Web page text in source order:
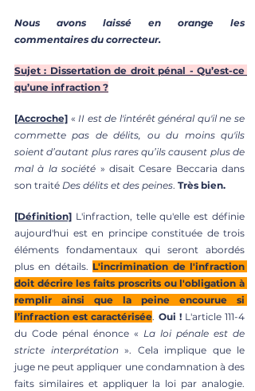
Nous avons laissé en orange les
commentaires du correcteur.
Sujet : Dissertation de droit pénal - Qu’est-ce
qu’une infraction ?
[Accroche] « II est de l'intérêt général qu'il ne se
commette pas de délits, ou du moins qu'ils
soient d’autant plus rares qu’ils causent plus de
mal à la société » disait Cesare Beccaria dans
son traité Des délits et des peines. Très bien.
[Définition] L'infraction, telle qu'elle est définie
aujourd'hui est en principe constituée de trois
éléments fondamentaux qui seront abordés
plus en détails. L'incrimination de l'infraction
doit décrire les faits proscrits ou l'obligation à
remplir ainsi que la peine encourue si
l’infraction est caractérisée. Oui ! L'article 111-4
du Code pénal énonce « La loi pénale est de
stricte interprétation ». Cela implique que le
juge ne peut appliquer une condamnation à des
faits similaires et appliquer la loi par analogie.